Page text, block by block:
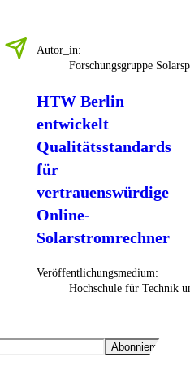
Autor_in:
Forschungsgruppe
HTW Berlin
entwickelt
Qualitätsstandards
für
vertrauenswürdige
Online-
Solarstromrechner
Veröffentlichungsmedium:
Hochschule für Technik
Abonnieren